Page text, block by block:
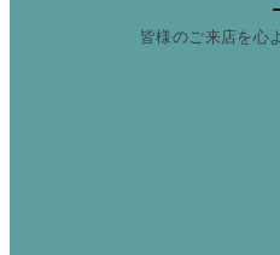
皆様のご来店を心